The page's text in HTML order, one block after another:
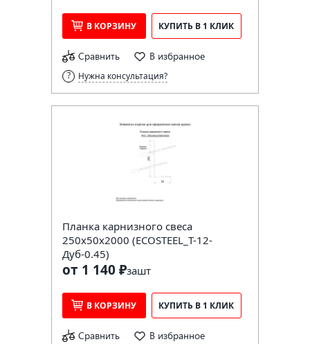
В КОРЗИНУ КУПИТЬ В 1 КЛИК
Сравнить В избранное
Нужна консультация?
Планка карнизного свеса
250х50х2000 (ECOSTEEL_T-12-
Дуб-0.45)
от 1 140 ₽зашт
В КОРЗИНУ КУПИТЬ В 1 КЛИК
Сравнить В избранное